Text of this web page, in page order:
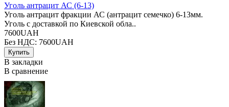
Уголь антрацит АС (6-13)
Уголь антрацит фракции АС (антрацит семечко) 6-13мм.
Уголь с доставкой по Киевской обла..
7600UAH
Без НДС: 7600UAH
В закладки
В сравнение